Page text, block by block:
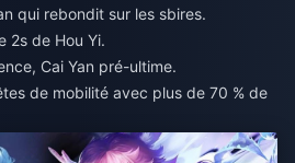
qui rebondit sur les sbires.
2s de Hou Yi.
Cai Yan pré-ultime.
de mobilité avec plus de 70 % de